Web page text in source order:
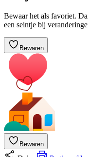
Bewaar het als favoriet.
een seintje bij
Bewaren
Bewaren